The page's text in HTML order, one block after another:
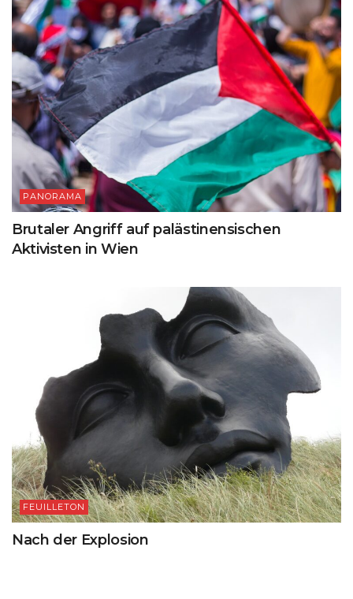
PANORAMA
Brutaler Angriff auf palästinensischen
Aktivisten in Wien
FEUILLETON
Nach der Explosion